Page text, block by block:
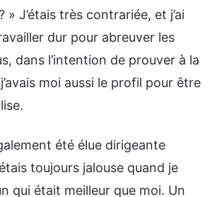
» J’étais très contrariée, et j’ai
dur pour abreuver les
dans l’intention de prouver à la
moi aussi le profil pour être
été élue dirigeante
toujours jalouse quand je
qui était meilleur que moi. Un